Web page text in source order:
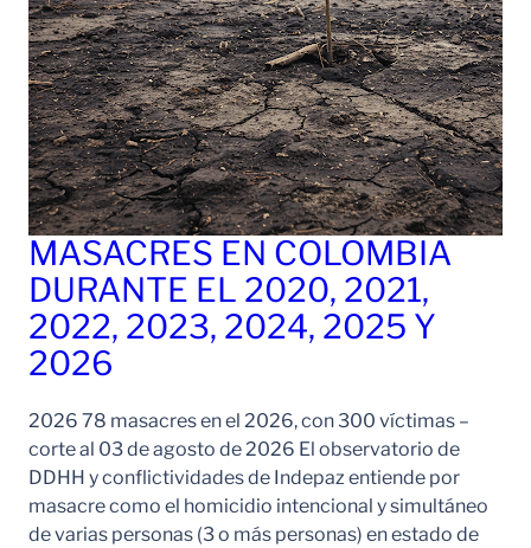
MASACRES EN COLOMBIA
DURANTE EL 2020, 2021,
2022, 2023, 2024, 2025 Y
2026
2026 78 masacres en el 2026, con 300 víctimas –
corte al 03 de agosto de 2026 El observatorio de
DDHH y conflictividades de Indepaz entiende por
masacre como el homicidio intencional y simultáneo
de varias personas (3 o más personas) en estado de